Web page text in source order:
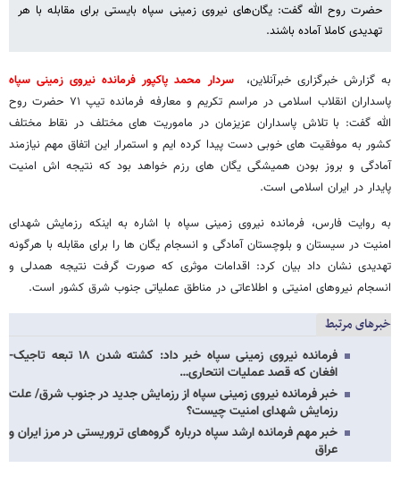
حضرت روح الله گفت: یگان‌های نیروی زمینی سپاه بایستی برای مقابله با هر
تهدیدی کاملا آماده باشند.
به گزارش خبرگزاری خبرآنلاین،سردار محمد پاکپور فرمانده نیروی زمینی سپاه
پاسداران انقلاب اسلامی در مراسم تکریم و معارفه فرمانده تیپ ۷۱ حضرت روح
الله گفت: با تلاش پاسداران عزیزمان در ماموریت های مختلف در نقاط مختلف
کشور به موفقیت های خوبی دست پیدا کرده ایم و استمرار این اتفاق مهم نیازمند
آمادگی و بروز بودن همیشگی یگان های رزم خواهد بود که نتیجه اش امنیت
پایدار در ایران اسلامی است.
به روایت فارس، فرمانده نیروی زمینی سپاه با اشاره به اینکه رزمایش شهدای
امنیت در سیستان و بلوچستان آمادگی و انسجام یگان ها را برای مقابله با هرگونه
تهدیدی نشان داد بیان کرد: اقدامات موثری که صورت گرفت نتیجه همدلی و
انسجام نیروهای امنیتی و اطلاعاتی در مناطق عملیاتی جنوب شرق کشور است.
خبرهای مرتبط
فرمانده نیروی زمینی سپاه خبر داد: کشته شدن ۱۸ تبعه تاجیک-
افغان که قصد عملیات انتحاری…
خبر فرمانده نیروی زمینی سپاه از رزمایش جدید در جنوب شرق/ علت
رزمایش شهدای امنیت چیست؟
خبر مهم فرمانده ارشد سپاه درباره گروه‌های تروریستی در مرز ایران و
عراق